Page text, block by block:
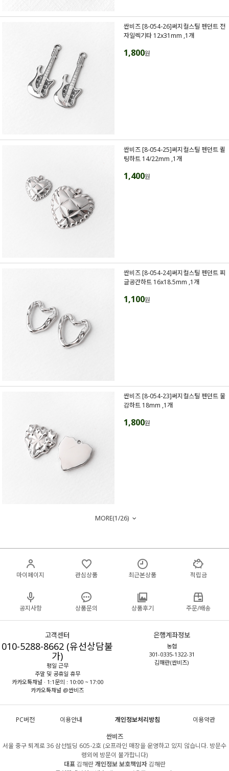
싼비즈 [8-054-26]써지컬스틸 펜던트 전
자일렉기타 12x31mm ,1개
1,800원
싼비즈 [8-054-25]써지컬스틸 펜던트 퀼
팅하트 14/22mm ,1개
1,400원
싼비즈 [8-054-24]써지컬스틸 펜던트 찌
글공간하트 16x18.5mm ,1개
1,100원
싼비즈 [8-054-23]써지컬스틸 펜던트 물
감하트 18mm ,1개
1,800원
MORE(1/26)
마이페이지 관심상품 최근본상품 적립금
공지사항 상품문의 상품후기 주문/배송
고객센터
010-5288-8662 (유선상담불
가)
평일 근무
주말 및 공휴일 휴무
카카오톡채널 · 1:1문의 : 10:00 ~ 17:00
카카오톡채널 @싼비즈
은행계좌정보
농협
301-0335-1322-31
김해란(싼비즈)
PC버전 이용안내 개인정보처리방침
이용약관
싼비즈
서울 중구 퇴계로 36 삼선빌딩 605-2호 (오프라인 매장을 운영하고 있지 않습니다. 방문수
령외에 방문이 불가합니다)
대표김해란개인정보 보호책임자김해란